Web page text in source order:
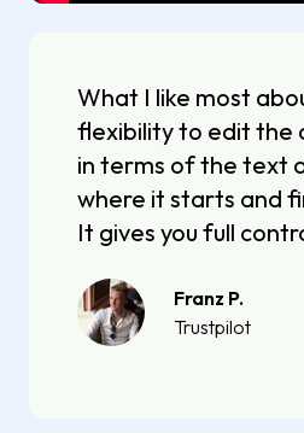
What I like most
flexibility to edit the
in terms of the text
where it starts and
It gives you full
Franz P.
Trustpilot